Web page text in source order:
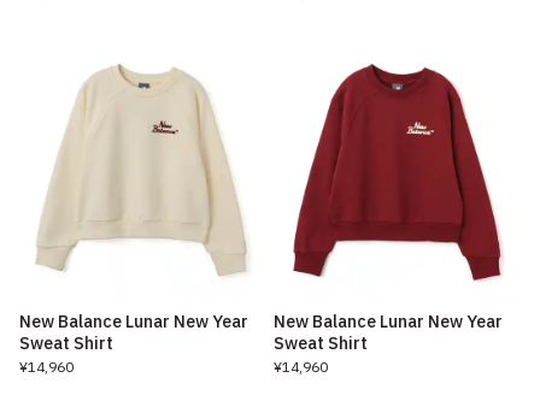
New Balance Lunar New Year
Sweat Shirt
¥14,960
New Balance Lunar New Year
Sweat Shirt
¥14,960